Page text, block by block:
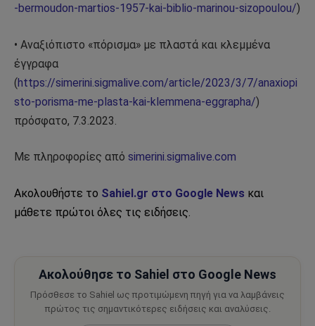
-bermoudon-martios-1957-kai-biblio-marinou-sizopoulou/)
• Αναξιόπιστο «πόρισμα» με πλαστά και κλεμμένα
έγγραφα
(https://simerini.sigmalive.com/article/2023/3/7/anaxiopi
sto-porisma-me-plasta-kai-klemmena-eggrapha/)
πρόσφατο, 7.3.2023.
Με πληροφορίες από simerini.sigmalive.com
Ακολουθήστε το Sahiel.gr στο Google News και
μάθετε πρώτοι όλες τις ειδήσεις.
Ακολούθησε το Sahiel στο Google News
Πρόσθεσε το Sahiel ως προτιμώμενη πηγή για να λαμβάνεις
πρώτος τις σημαντικότερες ειδήσεις και αναλύσεις.